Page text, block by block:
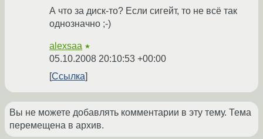
А что за диск-то? Если сигейт, то не всё так
однозначно ;-)
alexsaa ★
05.10.2008 20:10:53 +00:00
Ссылка
Вы не можете добавлять комментарии в эту тему. Тема
перемещена в архив.